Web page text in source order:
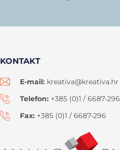
KONTAKT
E-mail: kreativa@kreativa.hr
Telefon: +385 (0)1 / 6687-296
Fax: +385 (0)1 / 6687-296